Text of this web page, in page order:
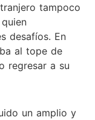
tampoco
desafíos. En
al tope de
regresar a su
un amplio y